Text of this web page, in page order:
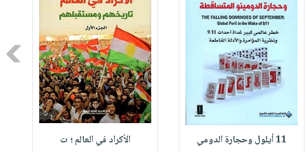
11 أيلول وحجارة الدومي
الأكراد في العالم ؛ ت